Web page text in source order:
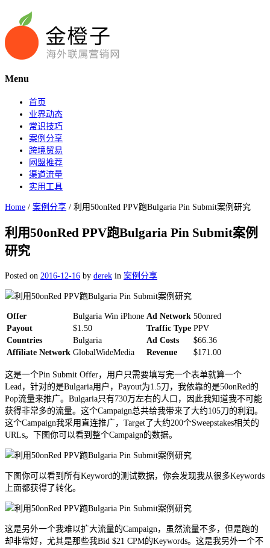
Menu
首页
业界动态
常识技巧
案例分享
跨境贸易
网盟推荐
渠道流量
实用工具
Home / 案例分享 / 利用50onRed PPV跑Bulgaria Pin Submit案例研究
利用50onRed PPV跑Bulgaria Pin Submit案例
研究
Posted on 2016-12-16 by derek in 案例分享
Offer Bulgaria Win iPhone Ad Network 50onred
Payout
$1.50 Traffic Type PPV
Countries
Bulgaria Ad Costs
$66.36
Affiliate Network GlobalWideMedia Revenue $171.00
这是一个Pin Submit Offer，用户只需要填写完一个表单就算一个
Lead，针对的是Bulgaria用户，Payout为1.5刀，我依靠的是50onRed的
Pop流量来推广。Bulgaria只有730万左右的人口，因此我知道我不可能
获得非常多的流量。这个Campaign总共给我带来了大约105刀的利润。
这个Campaign我采用直连推广，Target了大约200个Sweepstakes相关的
URLs。下图你可以看到整个Campaign的数据。
下图你可以看到所有Keyword的测试数据，你会发现我从很多Keywords
上面都获得了转化。
这是另外一个我难以扩大流量的Campaign，虽然流量不多，但是跑的
却非常好，尤其是那些我Bid $21 CPM的Keywords。这是我另外一个不